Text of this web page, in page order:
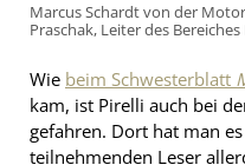
Marcus Schardt von der
Praschak, Leiter des
Wie beim Schwesterblatt
kam, ist Pirelli auch bei
gefahren. Dort hat man
teilnehmenden Leser